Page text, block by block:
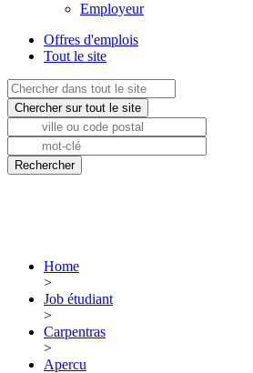
Employeur
Offres d'emplois
Tout le site
Home
>
Job étudiant
>
Carpentras
>
Apercu